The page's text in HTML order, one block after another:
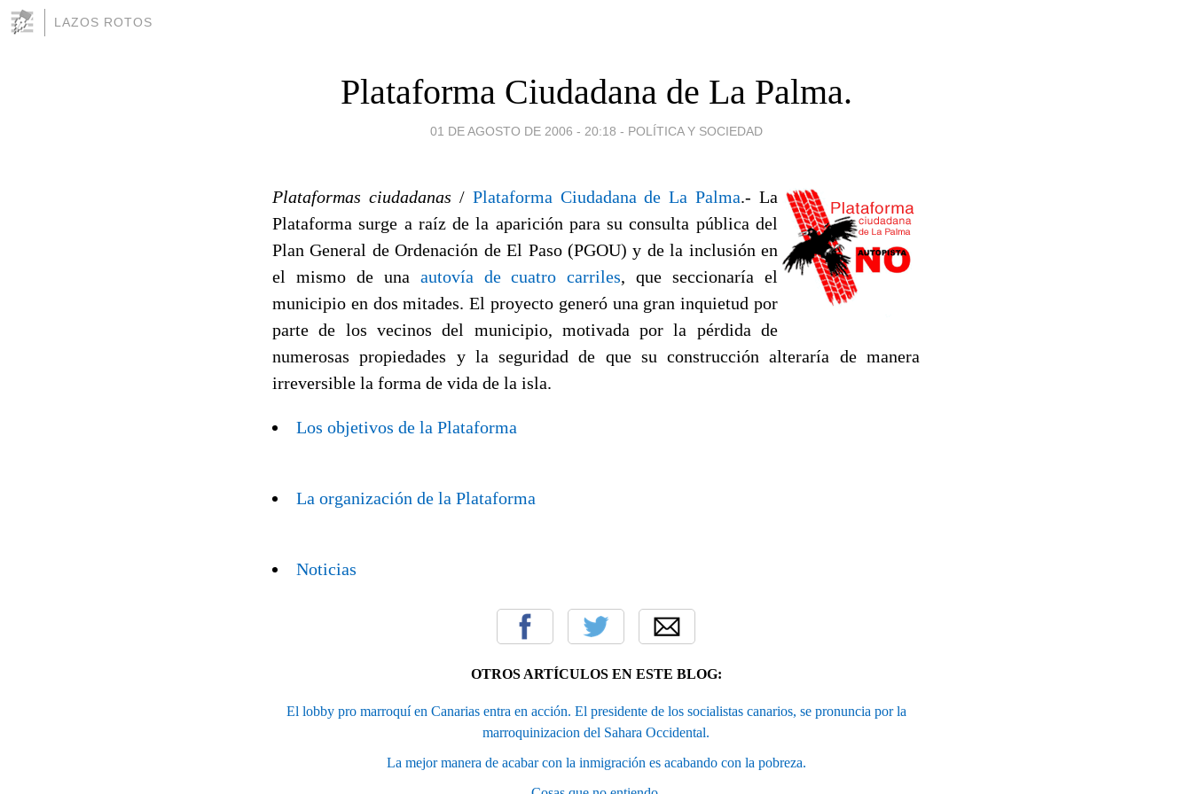
LAZOS ROTOS
Plataforma Ciudadana de La Palma.
01 DE AGOSTO DE 2006 - 20:18 - POLÍTICA Y SOCIEDAD
Plataformas ciudadanas / Plataforma Ciudadana de La Palma.- La
Plataforma surge a raíz de la aparición para su consulta pública del
Plan General de Ordenación de El Paso (PGOU) y de la inclusión en
el mismo de una autovía de cuatro carriles, que seccionaría el
municipio en dos mitades. El proyecto generó una gran inquietud por
parte de los vecinos del municipio, motivada por la pérdida de
numerosas propiedades y la seguridad de que su construcción alteraría de manera
irreversible la forma de vida de la isla.
Los objetivos de la Plataforma
La organización de la Plataforma
Noticias
OTROS ARTÍCULOS EN ESTE BLOG:
El lobby pro marroquí en Canarias entra en acción. El presidente de los socialistas canarios, se pronuncia por la
marroquinizacion del Sahara Occidental.
La mejor manera de acabar con la inmigración es acabando con la pobreza.